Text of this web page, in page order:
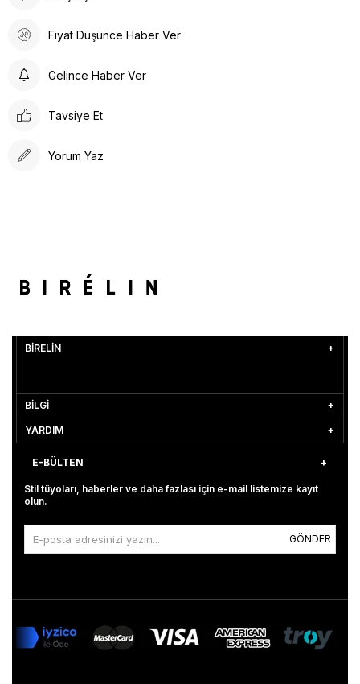
Fiyat Düşünce Haber Ver
Gelince Haber Ver
Tavsiye Et
Yorum Yaz
BİRELİN
BİLGİ
YARDIM
E-BÜLTEN
Stil tüyoları, haberler ve daha fazlası için e-mail listemize kayıt
olun.
GÖNDER